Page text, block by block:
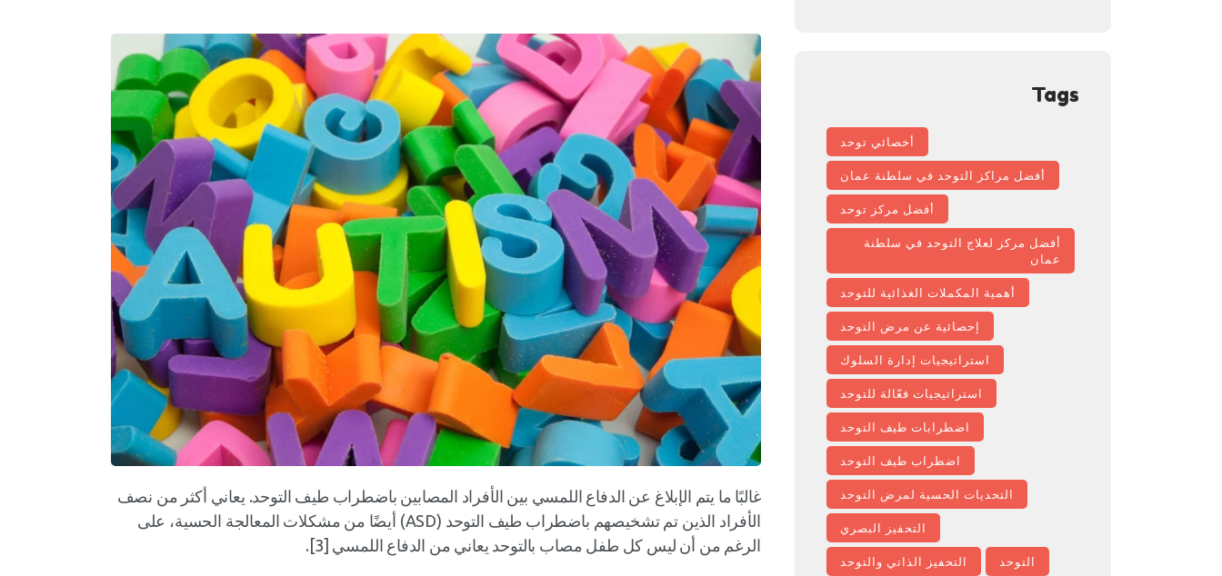
غالبًا ما يتم الإبلاغ عن الدفاع اللمسي بين الأفراد المصابين باضطراب طيف التوحد. يعاني أكثر من نصف
الأفراد الذين تم تشخيصهم باضطراب طيف التوحد (ASD) أيضًا من مشكلات المعالجة الحسية، على
الرغم من أن ليس كل طفل مصاب بالتوحد يعاني من الدفاع اللمسي [3].
Tags
أخصائي توحد
أفضل مراكز التوحد في سلطنة عمان
أفضل مركز توحد
أفضل مركز لعلاج التوحد في سلطنة
عمان
أهمية المكملات الغذائية للتوحد
إحصائية عن مرض التوحد
استراتيجيات إدارة السلوك
استراتيجيات فعّالة للتوحد
اضطرابات طيف التوحد
اضطراب طيف التوحد
التحديات الحسية لمرض التوحد
التحفيز البصري
التحفيز الذاتي والتوحد التوحد